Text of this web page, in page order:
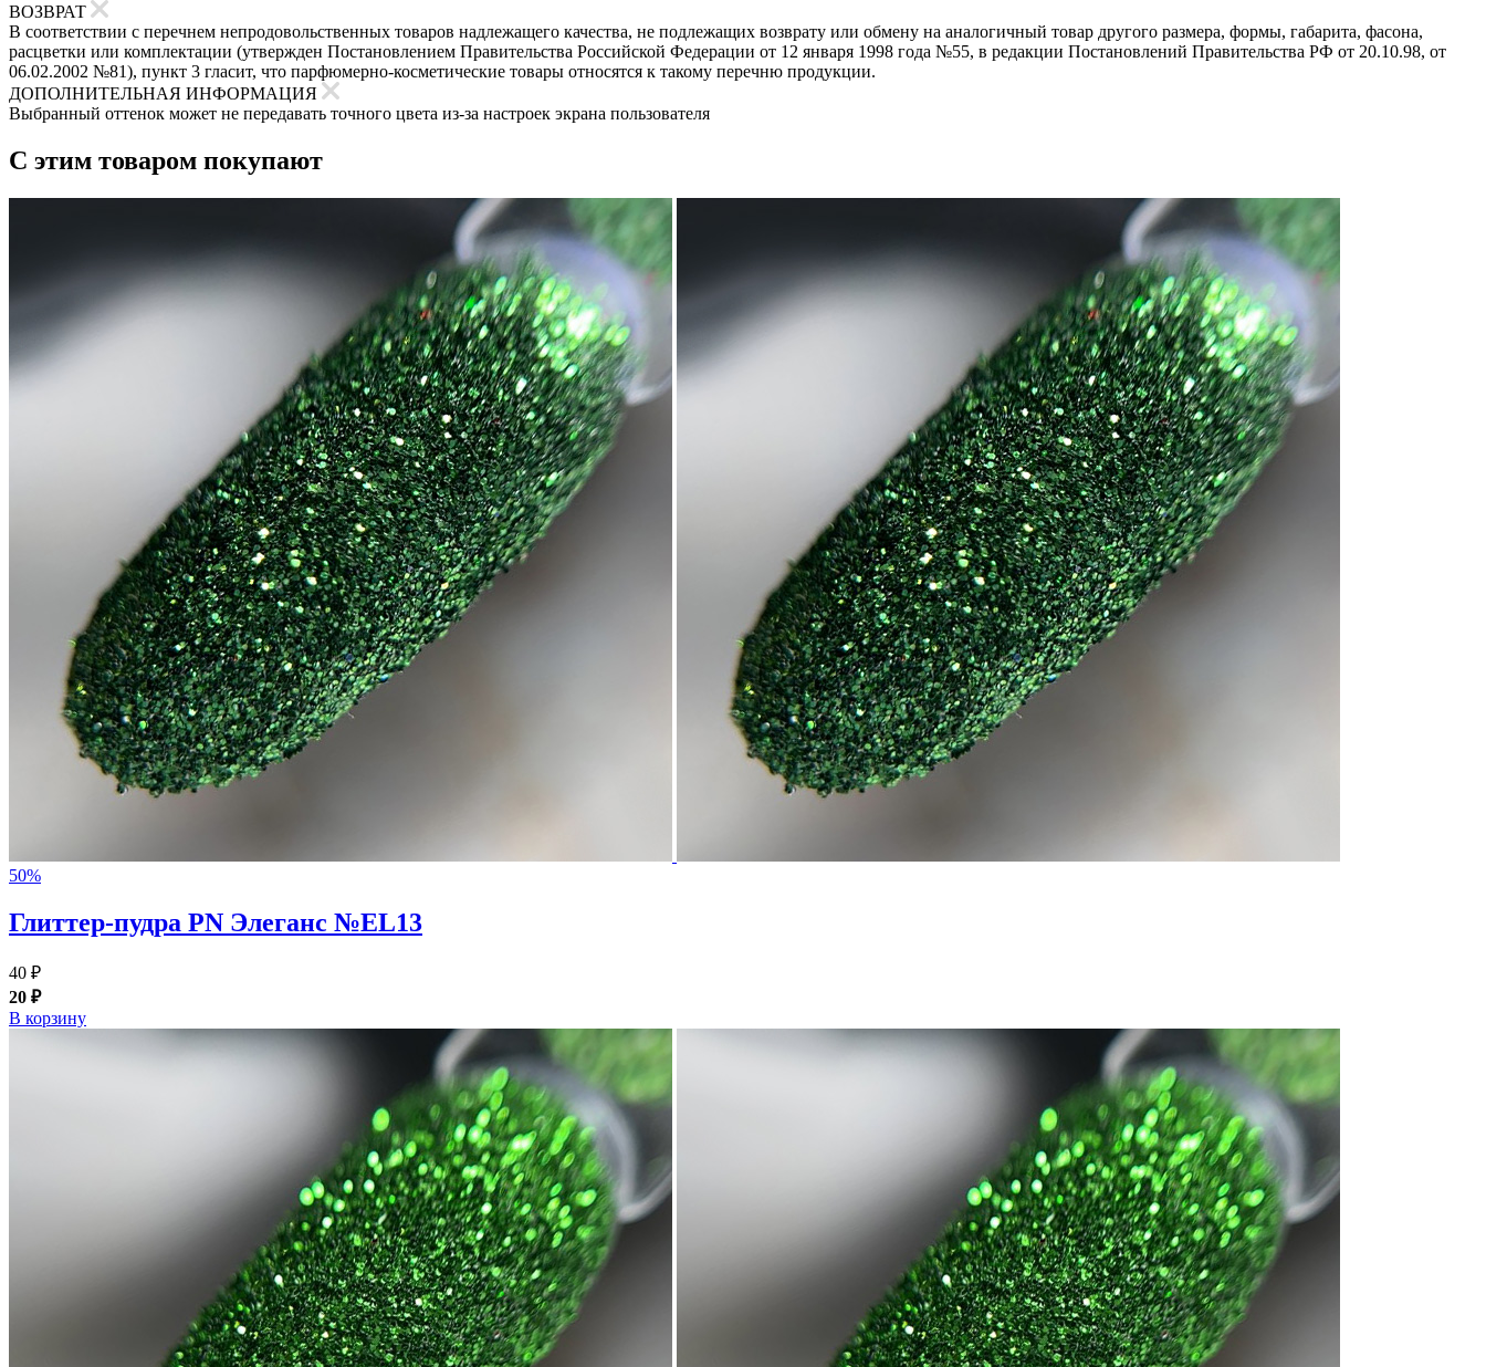
ВОЗВРАТ
В соответствии с перечнем непродовольственных товаров надлежащего качества, не подлежащих возврату или обмену на аналогичный товар другого размера, формы, габарита, фасона,
расцветки или комплектации (утвержден Постановлением Правительства Российской Федерации от 12 января 1998 года №55, в редакции Постановлений Правительства РФ от 20.10.98, от
06.02.2002 №81), пункт 3 гласит, что парфюмерно-косметические товары относятся к такому перечню продукции.
ДОПОЛНИТЕЛЬНАЯ ИНФОРМАЦИЯ
Выбранный оттенок может не передавать точного цвета из-за настроек экрана пользователя
С этим товаром покупают
50%
Глиттер-пудра PN Элеганс №EL13
40 ₽
20 ₽
В корзину